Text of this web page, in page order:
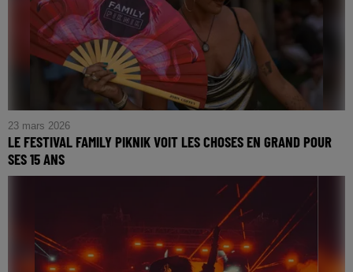
23 mars 2026
LE FESTIVAL FAMILY PIKNIK VOIT LES CHOSES EN GRAND POUR
SES 15 ANS